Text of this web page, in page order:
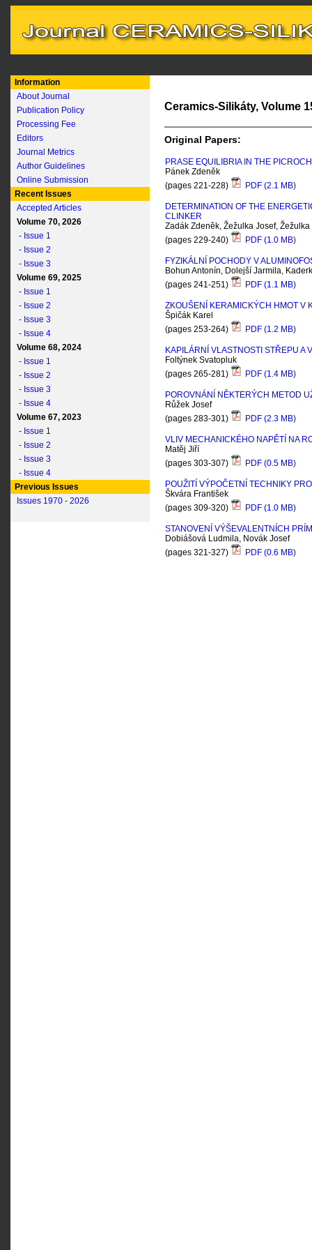
Information
About Journal
Publication Policy
Processing Fee
Editors
Journal Metrics
Author Guidelines
Online Submission
Recent Issues
Accepted Articles
Volume 70, 2026
- Issue 1
- Issue 2
- Issue 3
Volume 69, 2025
- Issue 1
- Issue 2
- Issue 3
- Issue 4
Volume 68, 2024
- Issue 1
- Issue 2
- Issue 3
- Issue 4
Volume 67, 2023
- Issue 1
- Issue 2
- Issue 3
- Issue 4
Previous Issues
Issues 1970 - 2026
Ceramics-Silikáty, Volume
Original Papers:
PRASE EQUILIBRIA IN THE
Pánek Zdeněk
(pages 221-228)
PDF (2.1 MB)
DETERMINATION OF THE
CLINKER
Zadák Zdeněk, Žežulka Josef,
(pages 229-240)
PDF (1.0 MB)
FYZIKÁLNÍ POCHODY V
Bohun Antonín, Dolejší Jarmila,
(pages 241-251)
PDF (1.1 MB)
ZKOUŠENÍ KERAMICKÝCH HMOT V
Špičák Karel
(pages 253-264)
PDF (1.2 MB)
KAPILÁRNÍ VLASTNOSTI STŘEPU A
Foltýnek Svatopluk
(pages 265-281)
PDF (1.4 MB)
POROVNÁNÍ NĚKTERÝCH METOD
Růžek Josef
(pages 283-301)
PDF (2.3 MB)
VLIV MECHANICKÉHO NAPĚTÍ NA
Matěj Jiří
(pages 303-307)
PDF (0.5 MB)
POUŽITÍ VÝPOČETNÍ TECHNIKY
Škvára František
(pages 309-320)
PDF (1.0 MB)
STANOVENÍ VÝŠEVALENTNÍCH
Dobiášová Ludmila, Novák Josef
(pages 321-327)
PDF (0.6 MB)